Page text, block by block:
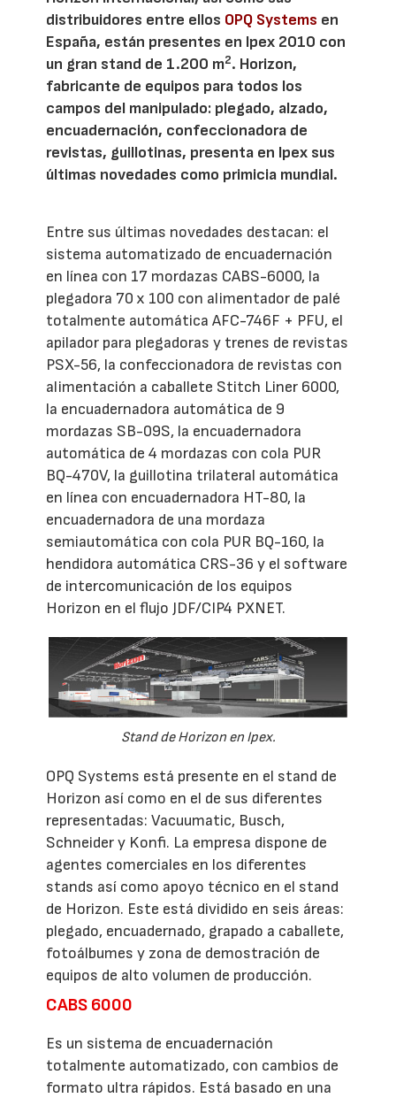
distribuidores entre ellos OPQ Systems en
España, están presentes en Ipex 2010 con
un gran stand de 1.200 m2. Horizon,
fabricante de equipos para todos los
campos del manipulado: plegado, alzado,
encuadernación, confeccionadora de
revistas, guillotinas, presenta en Ipex sus
últimas novedades como primicia mundial.
Entre sus últimas novedades destacan: el
sistema automatizado de encuadernación
en línea con 17 mordazas CABS-6000, la
plegadora 70 x 100 con alimentador de palé
totalmente automática AFC-746F + PFU, el
apilador para plegadoras y trenes de revistas
PSX-56, la confeccionadora de revistas con
alimentación a caballete Stitch Liner 6000,
la encuadernadora automática de 9
mordazas SB-09S, la encuadernadora
automática de 4 mordazas con cola PUR
BQ-470V, la guillotina trilateral automática
en línea con encuadernadora HT-80, la
encuadernadora de una mordaza
semiautomática con cola PUR BQ-160, la
hendidora automática CRS-36 y el software
de intercomunicación de los equipos
Horizon en el flujo JDF/CIP4 PXNET.
Stand de Horizon en Ipex.
OPQ Systems está presente en el stand de
Horizon así como en el de sus diferentes
representadas: Vacuumatic, Busch,
Schneider y Konfi. La empresa dispone de
agentes comerciales en los diferentes
stands así como apoyo técnico en el stand
de Horizon. Este está dividido en seis áreas:
plegado, encuadernado, grapado a caballete,
fotoálbumes y zona de demostración de
equipos de alto volumen de producción.
CABS 6000
Es un sistema de encuadernación
totalmente automatizado, con cambios de
formato ultra rápidos. Está basado en una